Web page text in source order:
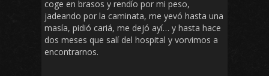
coge en brasos y rendío por mi peso,
jadeando por la caminata, me yevó hasta una
masía, pidió cariá, me dejó ayí… y hasta hace
dos meses que salí del hospital y vorvimos a
encontrarnos.